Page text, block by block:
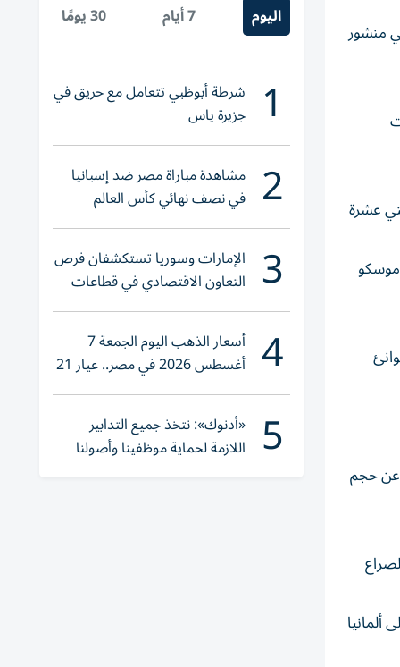
منشور
أكثر من اثنتي عشرة
موسكو
موانئ
عن حجم
اليوم 7 أيام 30 يومًا
1 شرطة أبوظبي تتعامل مع حريق في
جزيرة ياس
2 مشاهدة مباراة مصر ضد إسبانيا
في نصف نهائي كأس العالم
لناشئات اليد 2026
3 الإمارات وسوريا تستكشفان فرص
التعاون الاقتصادي في قطاعات
حيوية
4 أسعار الذهب اليوم الجمعة 7
أغسطس 2026 في مصر.. عيار 21
يقترب من هذا الرقم
5 «أدنوك»: نتخذ جميع التدابير
اللازمة لحماية موظفينا وأصولنا